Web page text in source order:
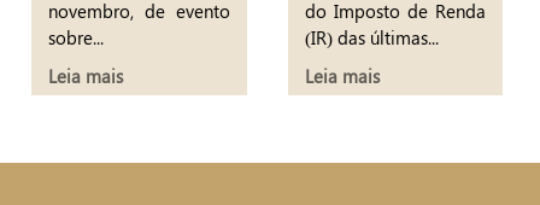
novembro, de evento
sobre...
Leia mais
do Imposto de Renda
(IR) das últimas...
Leia mais